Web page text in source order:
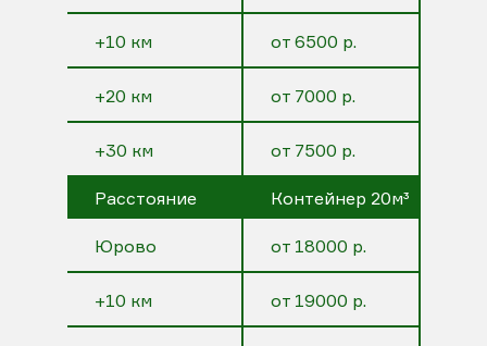
+10 км
+20 км
+30 км
от 6500 р.
от 7000 р.
от 7500 р.
Расстояние
Юрово
+10 км
Контейнер 20м³
от 18000 р.
от 19000 р.